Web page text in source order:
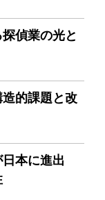
偵業の光と
的課題と改
本に進出